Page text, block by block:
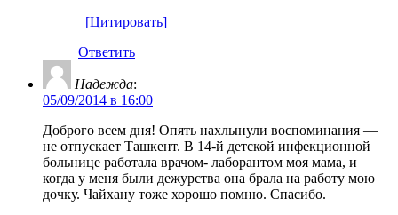
[Цитировать]
Ответить
Надежда:
05/09/2014 в 16:00
Доброго всем дня! Опять нахлынули воспоминания —
не отпускает Ташкент. В 14-й детской инфекционной
больнице работала врачом- лаборантом моя мама, и
когда у меня были дежурства она брала на работу мою
дочку. Чайхану тоже хорошо помню. Спасибо.